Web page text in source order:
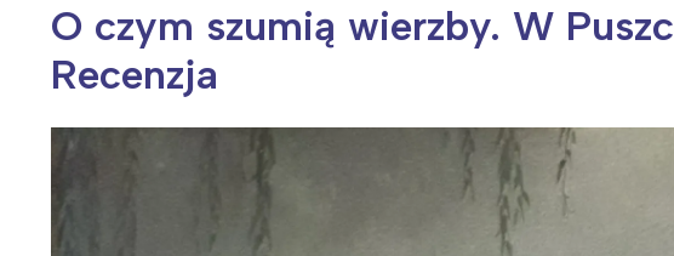
Wiosenny koncert ptaków na płocie Kwitnąca wiśnia i jej płatki
O czym szumią wierzby. W
Recenzja